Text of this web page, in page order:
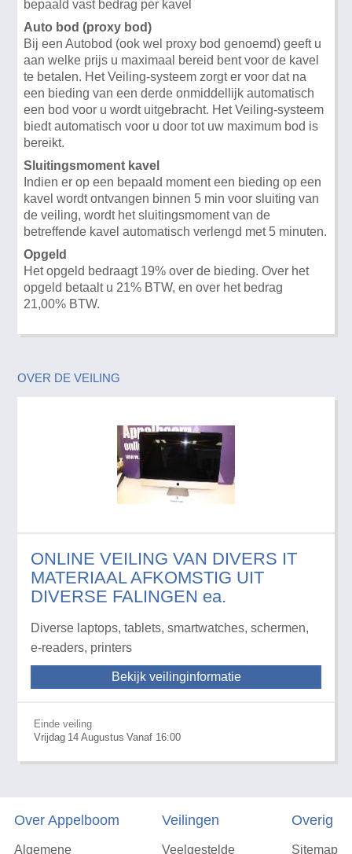
bepaald vast bedrag per kavel
Auto bod (proxy bod)
Bij een Autobod (ook wel proxy bod genoemd) geeft u
aan welke prijs u maximaal bereid bent voor de kavel
te betalen. Het Veiling-systeem zorgt er voor dat na
een bieding van een derde onmiddellijk automatisch
een bod voor u wordt uitgebracht. Het Veiling-systeem
biedt automatisch voor u door tot uw maximum bod is
bereikt.
Sluitingsmoment kavel
Indien er op een bepaald moment een bieding op een
kavel wordt ontvangen binnen 5 min voor sluiting van
de veiling, wordt het sluitingsmoment van de
betreffende kavel automatisch verlengd met 5 minuten.
Opgeld
Het opgeld bedraagt 19% over de bieding. Over het
opgeld betaalt u 21% BTW, en over het bedrag
21,00% BTW.
OVER DE VEILING
ONLINE VEILING VAN DIVERS IT
MATERIAAL AFKOMSTIG UIT
DIVERSE FALINGEN ea.
Diverse laptops, tablets, smartwatches, schermen,
e-readers, printers
Bekijk veilinginformatie
Einde veiling
Vrijdag 14 Augustus Vanaf 16:00
Over Appelboom
Algemene
Veilingen
Veelgestelde
Overig
Sitemap